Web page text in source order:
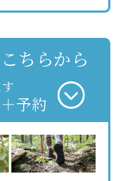
ちらから
予約